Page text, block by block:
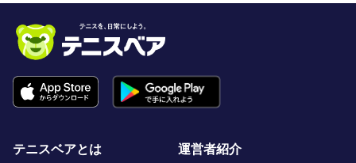
テニスベアとは 運営者紹介